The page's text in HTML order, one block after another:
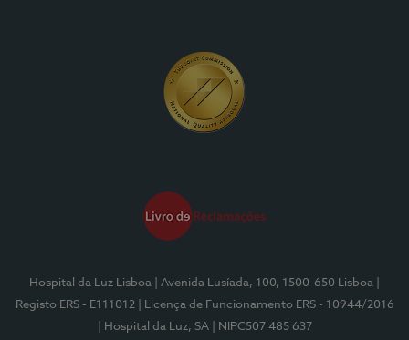
Hospital da Luz Lisboa | Avenida Lusíada, 100, 1500-650 Lisboa
Registo ERS - E111012
| Licença de Funcionamento ERS - 10944/2016
| Hospital da Luz, SA
| NIPC507 485 637